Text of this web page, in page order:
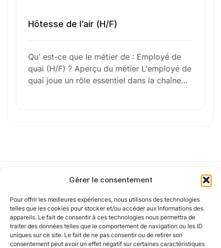
Gérer le consentement
Pour offrir les meilleures expériences, nous utilisons des technologies
telles que les cookies pour stocker et/ou accéder aux informations des
appareils. Le fait de consentir à ces technologies nous permettra de
traiter des données telles que le comportement de navigation ou les ID
uniques sur ce site. Le fait de ne pas consentir ou de retirer son
consentement peut avoir un effet négatif sur certaines caractéristiques
Sélectionner une agence Oxygène Intérim/ BTT
Votre CV
Cet article a été partiellement rédigé à l’aide d’une intelligence artificielle et
vérifié par un auteur humain.
Hôtesse de l’air (H/F)
Qu' est-ce que le métier de : Employé de
quai (H/F) ? Aperçu du métier L'employé de
quai joue un rôle essentiel dans la chaîne…
Notre politique
Nos agences